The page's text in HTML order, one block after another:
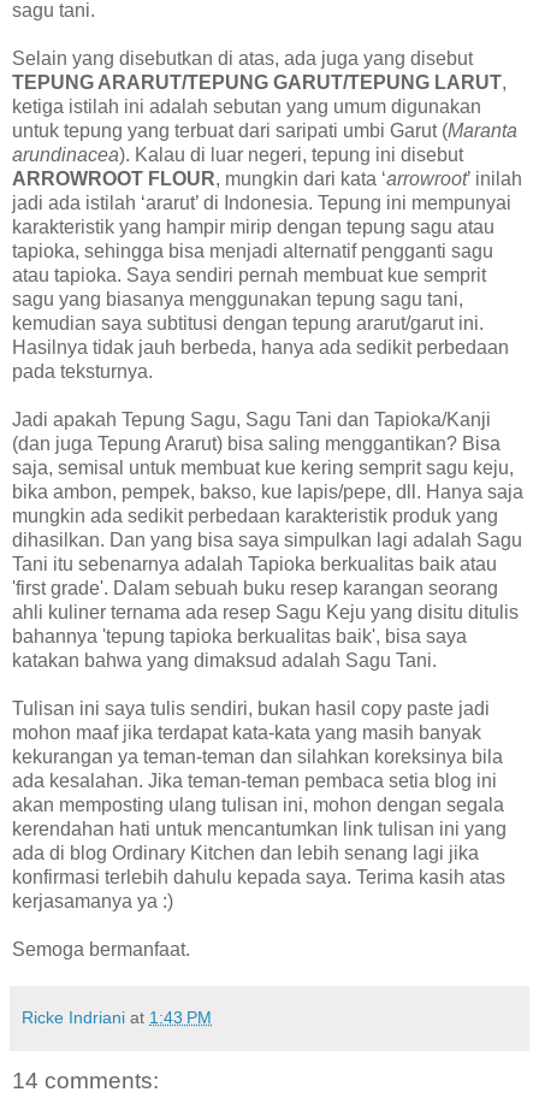
sagu tani.
Selain yang disebutkan di atas, ada juga yang disebut
TEPUNG ARARUT/TEPUNG GARUT/TEPUNG LARUT,
ketiga istilah ini adalah sebutan yang umum digunakan
untuk tepung yang terbuat dari saripati umbi Garut (Maranta
arundinacea). Kalau di luar negeri, tepung ini disebut
ARROWROOT FLOUR, mungkin dari kata ‘arrowroot’ inilah
jadi ada istilah ‘ararut’ di Indonesia. Tepung ini mempunyai
karakteristik yang hampir mirip dengan tepung sagu atau
tapioka, sehingga bisa menjadi alternatif pengganti sagu
atau tapioka. Saya sendiri pernah membuat kue semprit
sagu yang biasanya menggunakan tepung sagu tani,
kemudian saya subtitusi dengan tepung ararut/garut ini.
Hasilnya tidak jauh berbeda, hanya ada sedikit perbedaan
pada teksturnya.
Jadi apakah Tepung Sagu, Sagu Tani dan Tapioka/Kanji
(dan juga Tepung Ararut) bisa saling menggantikan? Bisa
saja, semisal untuk membuat kue kering semprit sagu keju,
bika ambon, pempek, bakso, kue lapis/pepe, dll. Hanya saja
mungkin ada sedikit perbedaan karakteristik produk yang
dihasilkan. Dan yang bisa saya simpulkan lagi adalah Sagu
Tani itu sebenarnya adalah Tapioka berkualitas baik atau
'first grade'. Dalam sebuah buku resep karangan seorang
ahli kuliner ternama ada resep Sagu Keju yang disitu ditulis
bahannya 'tepung tapioka berkualitas baik', bisa saya
katakan bahwa yang dimaksud adalah Sagu Tani.
Tulisan ini saya tulis sendiri, bukan hasil copy paste jadi
mohon maaf jika terdapat kata-kata yang masih banyak
kekurangan ya teman-teman dan silahkan koreksinya bila
ada kesalahan. Jika teman-teman pembaca setia blog ini
akan memposting ulang tulisan ini, mohon dengan segala
kerendahan hati untuk mencantumkan link tulisan ini yang
ada di blog Ordinary Kitchen dan lebih senang lagi jika
konfirmasi terlebih dahulu kepada saya. Terima kasih atas
kerjasamanya ya :)
Semoga bermanfaat.
Ricke Indriani at 1:43 PM
14 comments: